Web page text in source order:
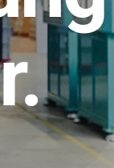
Das innovative
robust, IP-
Jetzt